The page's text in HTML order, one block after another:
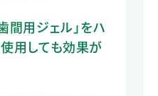
間用ジェル」をハ
用しても効果が